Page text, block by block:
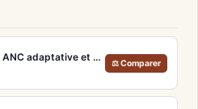
Technics EAH-AZ100E – Écouteurs True Wireless Hi-Res avec ANC adaptative et Dolby Atmos
⚖ Comparer